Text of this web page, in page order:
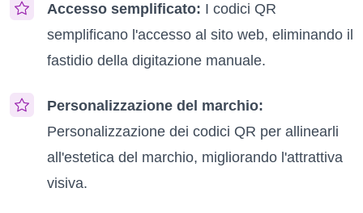
Accesso semplificato: I codici QR
semplificano l'accesso al sito web, eliminando il
fastidio della digitazione manuale.
Personalizzazione del marchio:
Personalizzazione dei codici QR per allinearli
all'estetica del marchio, migliorando l'attrattiva
visiva.